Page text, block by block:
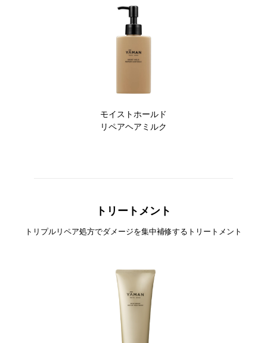
モイストホールド
リペアヘアミルク
トリートメント
トリプルリペア処方でダメージを集中補修するトリートメント